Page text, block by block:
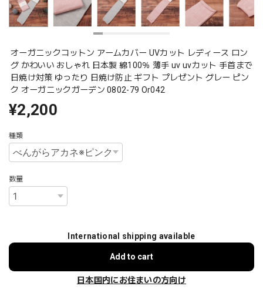
オーガニックコットン アームカバー UVカット レディース ロン
グ かわいい おしゃれ 日本製 綿100％ 薄手 uv uvカット 手首まで
日焼け対策 ゆったり 日焼け防止 ギフト プレゼント グレー ピン
ク オーガニックガーデン 0802-79 Or042
¥2,200
種類
数量
International shipping available
Add to cart
日本国内にお住まいの方向け